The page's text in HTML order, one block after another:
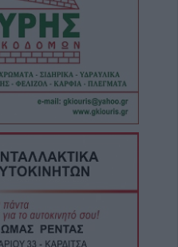
η κηδεία της
Σκιές για το
τρόπο και τον
κολυμβητικών
Αρχής
σημείο στον
δυνάμεις στο